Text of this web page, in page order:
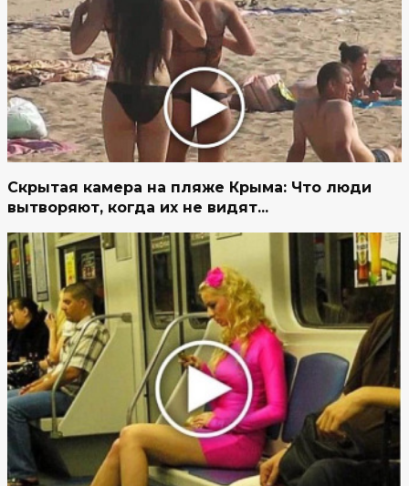
Скрытая камера на пляже Крыма: Что люди
вытворяют, когда их не видят...